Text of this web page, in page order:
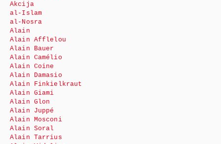
Akcija
al-Islam
al-Nosra
Alain
Alain Afflelou
Alain Bauer
Alain Camélio
Alain Coine
Alain Damasio
Alain Finkielkraut
Alain Giami
Alain Glon
Alain Juppé
Alain Mosconi
Alain Soral
Alain Tarrius